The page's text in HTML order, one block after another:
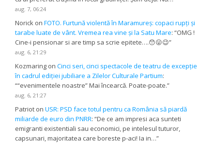
aug. 7, 06:24
Norick onFOTO. Furtună violentă în Maramureș: copaci rupți și
tarabe luate de vânt. Vremea rea vine și la Satu Mare: “OMG !
Cine-i pensionar si are timp sa scrie epitete….😯😛😉”
aug. 6, 21:29
Kozmaring onCinci seri, cinci spectacole de teatru de excepție
în cadrul ediției jubiliare a Zilelor Culturale Partium:
““evenimentele noastre” Mai încearcă. Poate-poate.”
aug. 6, 21:27
Patriot onUSR: PSD face totul pentru ca România să piardă
miliarde de euro din PNRR: “De ce am impresi aca sunteti
emigranti existentiali sau economici, pe intelesul tuturor,
capsunari, majoritatea care boreste p-aci! Ia in…”